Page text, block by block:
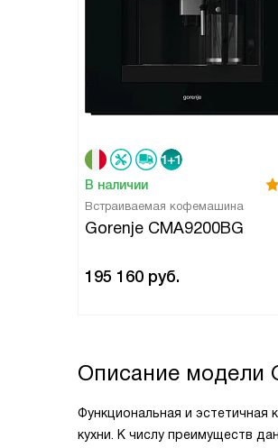
В наличии
Встраиваемая кофемашина
Gorenje CMA9200BG
195 160 руб.
Описание модели
Функциональная и
кухни. К числу преимуществ